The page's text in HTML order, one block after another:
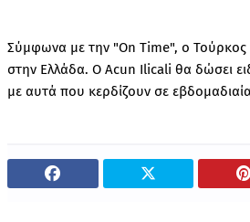
Σύμφωνα με την "On Time", ο Τούρκος
στην Ελλάδα. Ο Acun Ilicali θα δώσει
με αυτά που κερδίζουν σε